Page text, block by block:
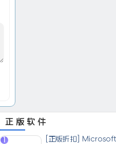
正版软件
1
[正版折扣]